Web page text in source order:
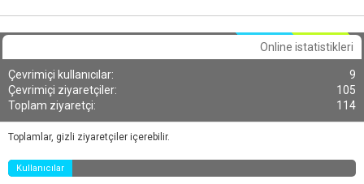
Online istatistikleri
Çevrimiçi kullanıcılar
9
Çevrimiçi ziyaretçiler
105
Toplam ziyaretçi
114
Toplamlar, gizli ziyaretçiler içerebilir.
Kullanıcılar